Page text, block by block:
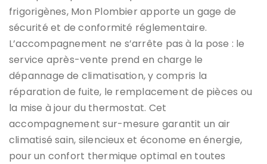
frigorigènes, Mon Plombier apporte un gage de
sécurité et de conformité réglementaire.
L’accompagnement ne s’arrête pas à la pose : le
service après-vente prend en charge le
dépannage de climatisation, y compris la
réparation de fuite, le remplacement de pièces ou
la mise à jour du thermostat. Cet
accompagnement sur-mesure garantit un air
climatisé sain, silencieux et économe en énergie,
pour un confort thermique optimal en toutes